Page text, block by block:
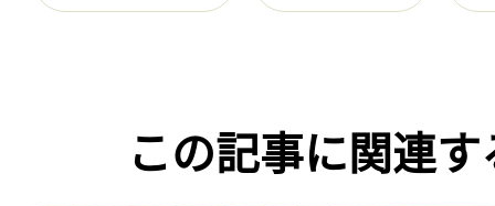
この記事に関連